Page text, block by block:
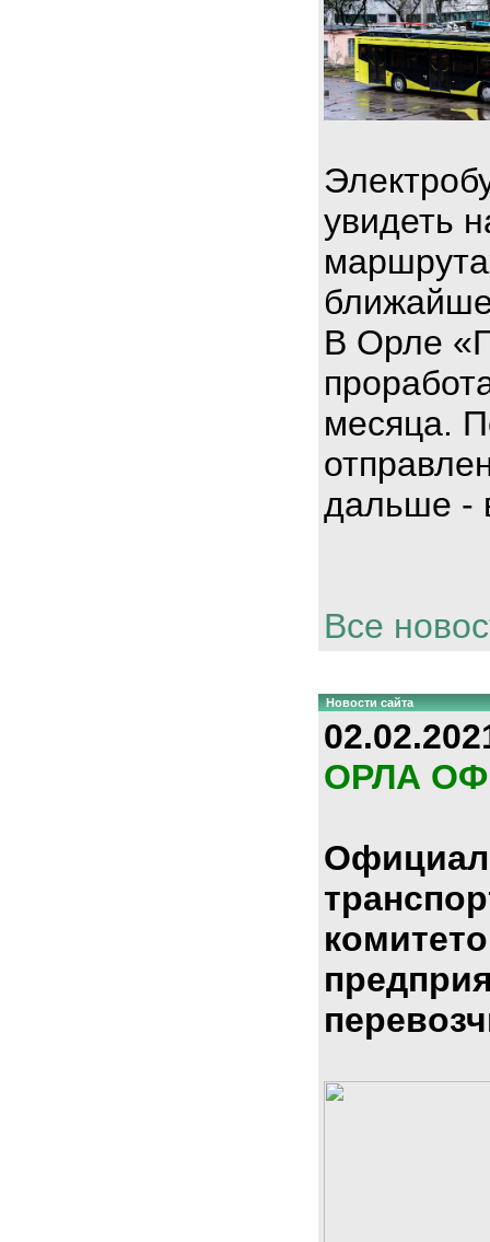
увидеть
В Орле
месяца.
дальше -
Все
Новости сайта
ОРЛА